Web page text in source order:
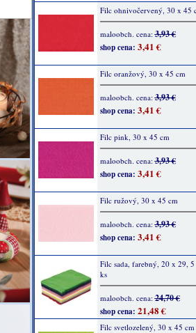
Filc ohnivočervený, 30 x 45
maloobch. cena:3,93 €
shop cena: 3,41 €
Filc oranžový, 30 x 45 cm
maloobch. cena:3,93 €
shop cena: 3,41 €
Filc pink, 30 x 45 cm
maloobch. cena:3,93 €
shop cena: 3,41 €
Filc ružový, 30 x 45 cm
maloobch. cena:3,93 €
shop cena: 3,41 €
Filc sada, farebný, 20 x 29,
ks
maloobch. cena:24,70 €
shop cena: 21,48 €
Filc svetlozelený, 30 x 45 cm